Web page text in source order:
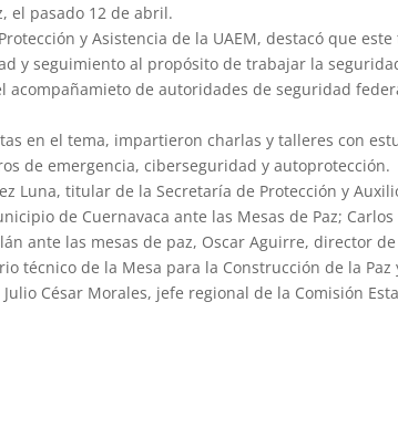
el pasado 12 de abril.
y Asistencia de la UAEM, destacó que
y seguimiento al propósito de trabajar la
acompañamieto de autoridades de seguridad
en el tema, impartieron charlas y talleres con
de emergencia, ciberseguridad y autoprotección.
Luna, titular de la Secretaría de Protección y
de Cuernavaca ante las Mesas de Paz; Carlos
ante las mesas de paz, Oscar Aguirre, director
técnico de la Mesa para la Construcción de la Paz
César Morales, jefe regional de la Comisión